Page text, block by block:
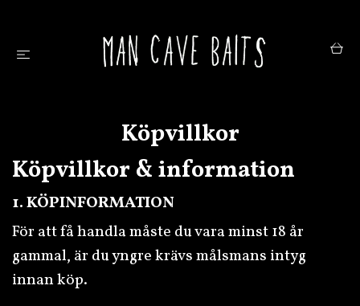
Köpvillkor
Köpvillkor & information
1. KÖPINFORMATION
För att få handla måste du vara minst 18 år
gammal, är du yngre krävs målsmans intyg
innan köp.